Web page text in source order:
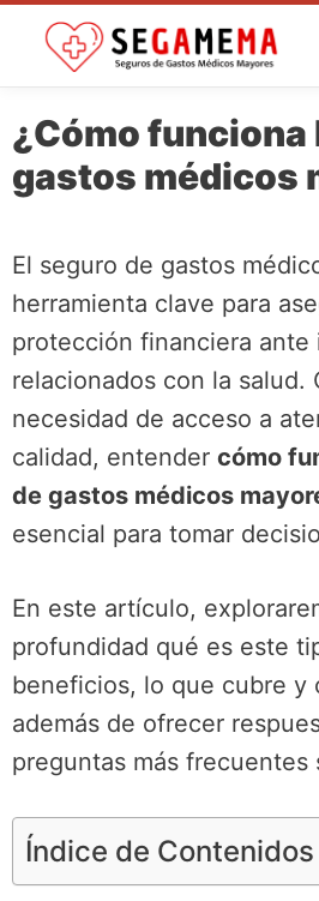
¿Cómo funciona
gastos médicos
El seguro de gastos
herramienta clave para
protección financiera ante
relacionados con la salud.
necesidad de acceso a
calidad, entender cómo
de gastos médicos
esencial para tomar
En este artículo,
profundidad qué es este
beneficios, lo que cubre y
además de ofrecer
preguntas más frecuentes
Índice de Contenidos